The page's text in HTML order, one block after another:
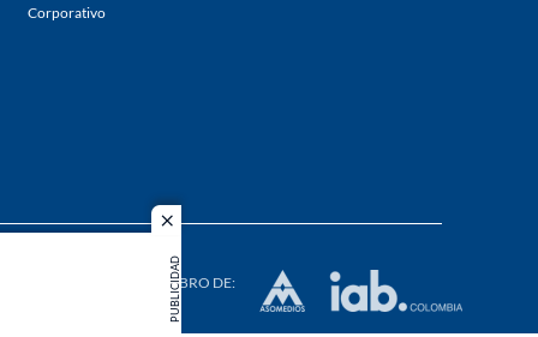
close
PUBLICIDAD
Corporativo
MIEMBRO DE: